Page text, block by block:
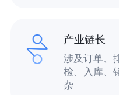
产业链长
涉及订单、
检、入库、
杂